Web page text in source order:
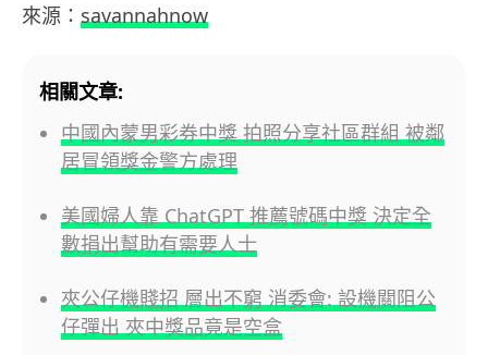
來源： savannahnow
相關文章:
中國內蒙男彩券中獎 拍照分享社區群組 被鄰
居冒領獎金警方處理
美國婦人靠 ChatGPT 推薦號碼中獎 決定全
數捐出幫助有需要人士
夾公仔機賤招 層出不窮 消委會: 設機關阻公
仔彈出 夾中獎品竟是空盒